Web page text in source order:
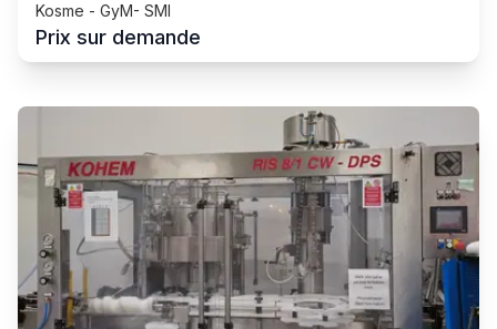
Kosme - GyM- SMI
Prix sur demande